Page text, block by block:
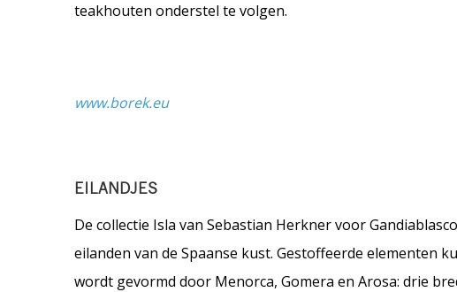
teakhouten onderstel te volgen.
www.borek.eu
EILANDJES
De collectie Isla van Sebastian Herkner voor
eilanden van de Spaanse kust. Gestoffeerde elementen
wordt gevormd door Menorca, Gomera en Arosa: drie